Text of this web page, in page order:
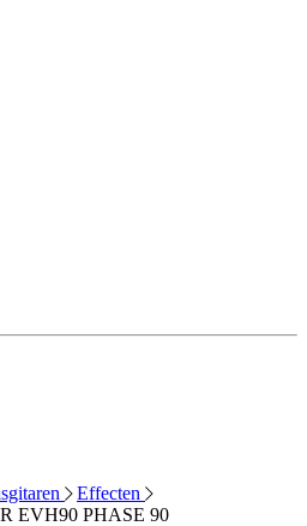
Effecten
EVH90 PHASE 90